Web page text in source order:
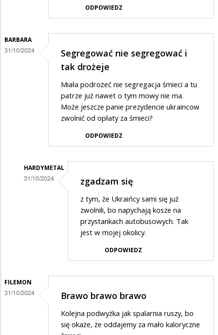
ODPOWIEDZ
BARBARA
31/10/2024
Segregować nie segregować i
tak drożeje
Miała podrożeć nie segregacja śmieci a tu
patrze już nawet o tym mowy nie ma.
Może jeszcze panie prezydencie ukraincow
zwolnić od opłaty za śmieci?
ODPOWIEDZ
HARDYMETAL
31/10/2024
Segregować
nie
segregować
zgadzam się
z tym, że Ukraińcy sami się już
zwolnili, bo napychają kosze na
przystankach autobusowych. Tak
jest w mojej okolicy.
ODPOWIEDZ
FILEMON
31/10/2024 Brawo brawo brawo
Kolejna podwyżka jak spalarnia ruszy, bo
się okaże, że oddajemy za mało kaloryczne